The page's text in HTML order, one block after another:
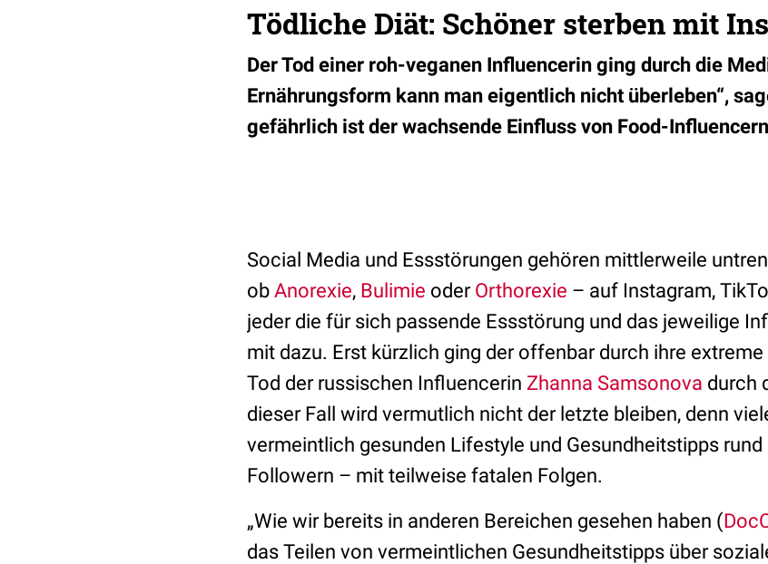
Tödliche Diät: Schöner sterben mit
Der Tod einer roh-veganen Influencerin ging durch die
Ernährungsform kann man eigentlich nicht überleben“,
gefährlich ist der wachsende Einfluss von Food-
Social Media und Essstörungen gehören mittlerweile
ob Anorexie, Bulimie oder Orthorexie – auf Instagram,
jeder die für sich passende Essstörung und das jeweilige
mit dazu. Erst kürzlich ging der offenbar durch ihre
Tod der russischen Influencerin Zhanna Samsonova durch
dieser Fall wird vermutlich nicht der letzte bleiben, denn
vermeintlich gesunden Lifestyle und Gesundheitstipps
Followern – mit teilweise fatalen Folgen.
„Wie wir bereits in anderen Bereichen gesehen haben (
das Teilen von vermeintlichen Gesundheitstipps über